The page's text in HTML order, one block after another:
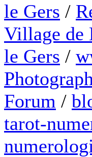
le Gers /
Village de
le Gers /
Forum /
tarot-